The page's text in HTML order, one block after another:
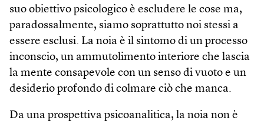
suo obiettivo psicologico è escludere le cose ma,
paradossalmente, siamo soprattutto noi stessi a
essere esclusi. La noia è il sintomo di un processo
inconscio, un ammutolimento interiore che lascia
la mente consapevole con un senso di vuoto e un
desiderio profondo di colmare ciò che manca.
Da una prospettiva psicoanalitica, la noia non è